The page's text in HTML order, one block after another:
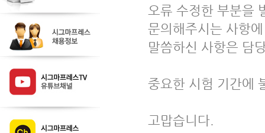
오류 수정한 부분을
문의해주시는 사항
말씀하신 사항은 담
중요한 시험 기간에
고맙습니다.